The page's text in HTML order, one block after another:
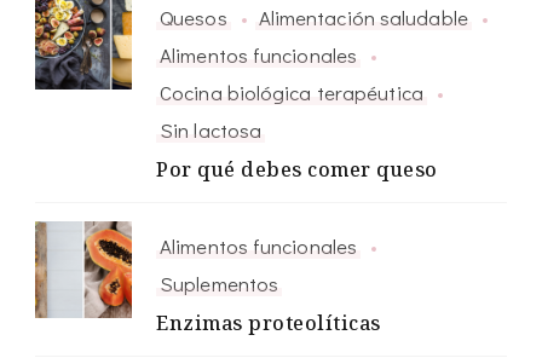
Quesos
Alimentación saludable
Alimentos funcionales
Cocina biológica terapéutica
Sin lactosa
Por qué debes comer queso
Alimentos funcionales
Suplementos
Enzimas proteolíticas